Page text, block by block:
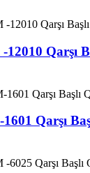
12010 Qarşı
Qarşı